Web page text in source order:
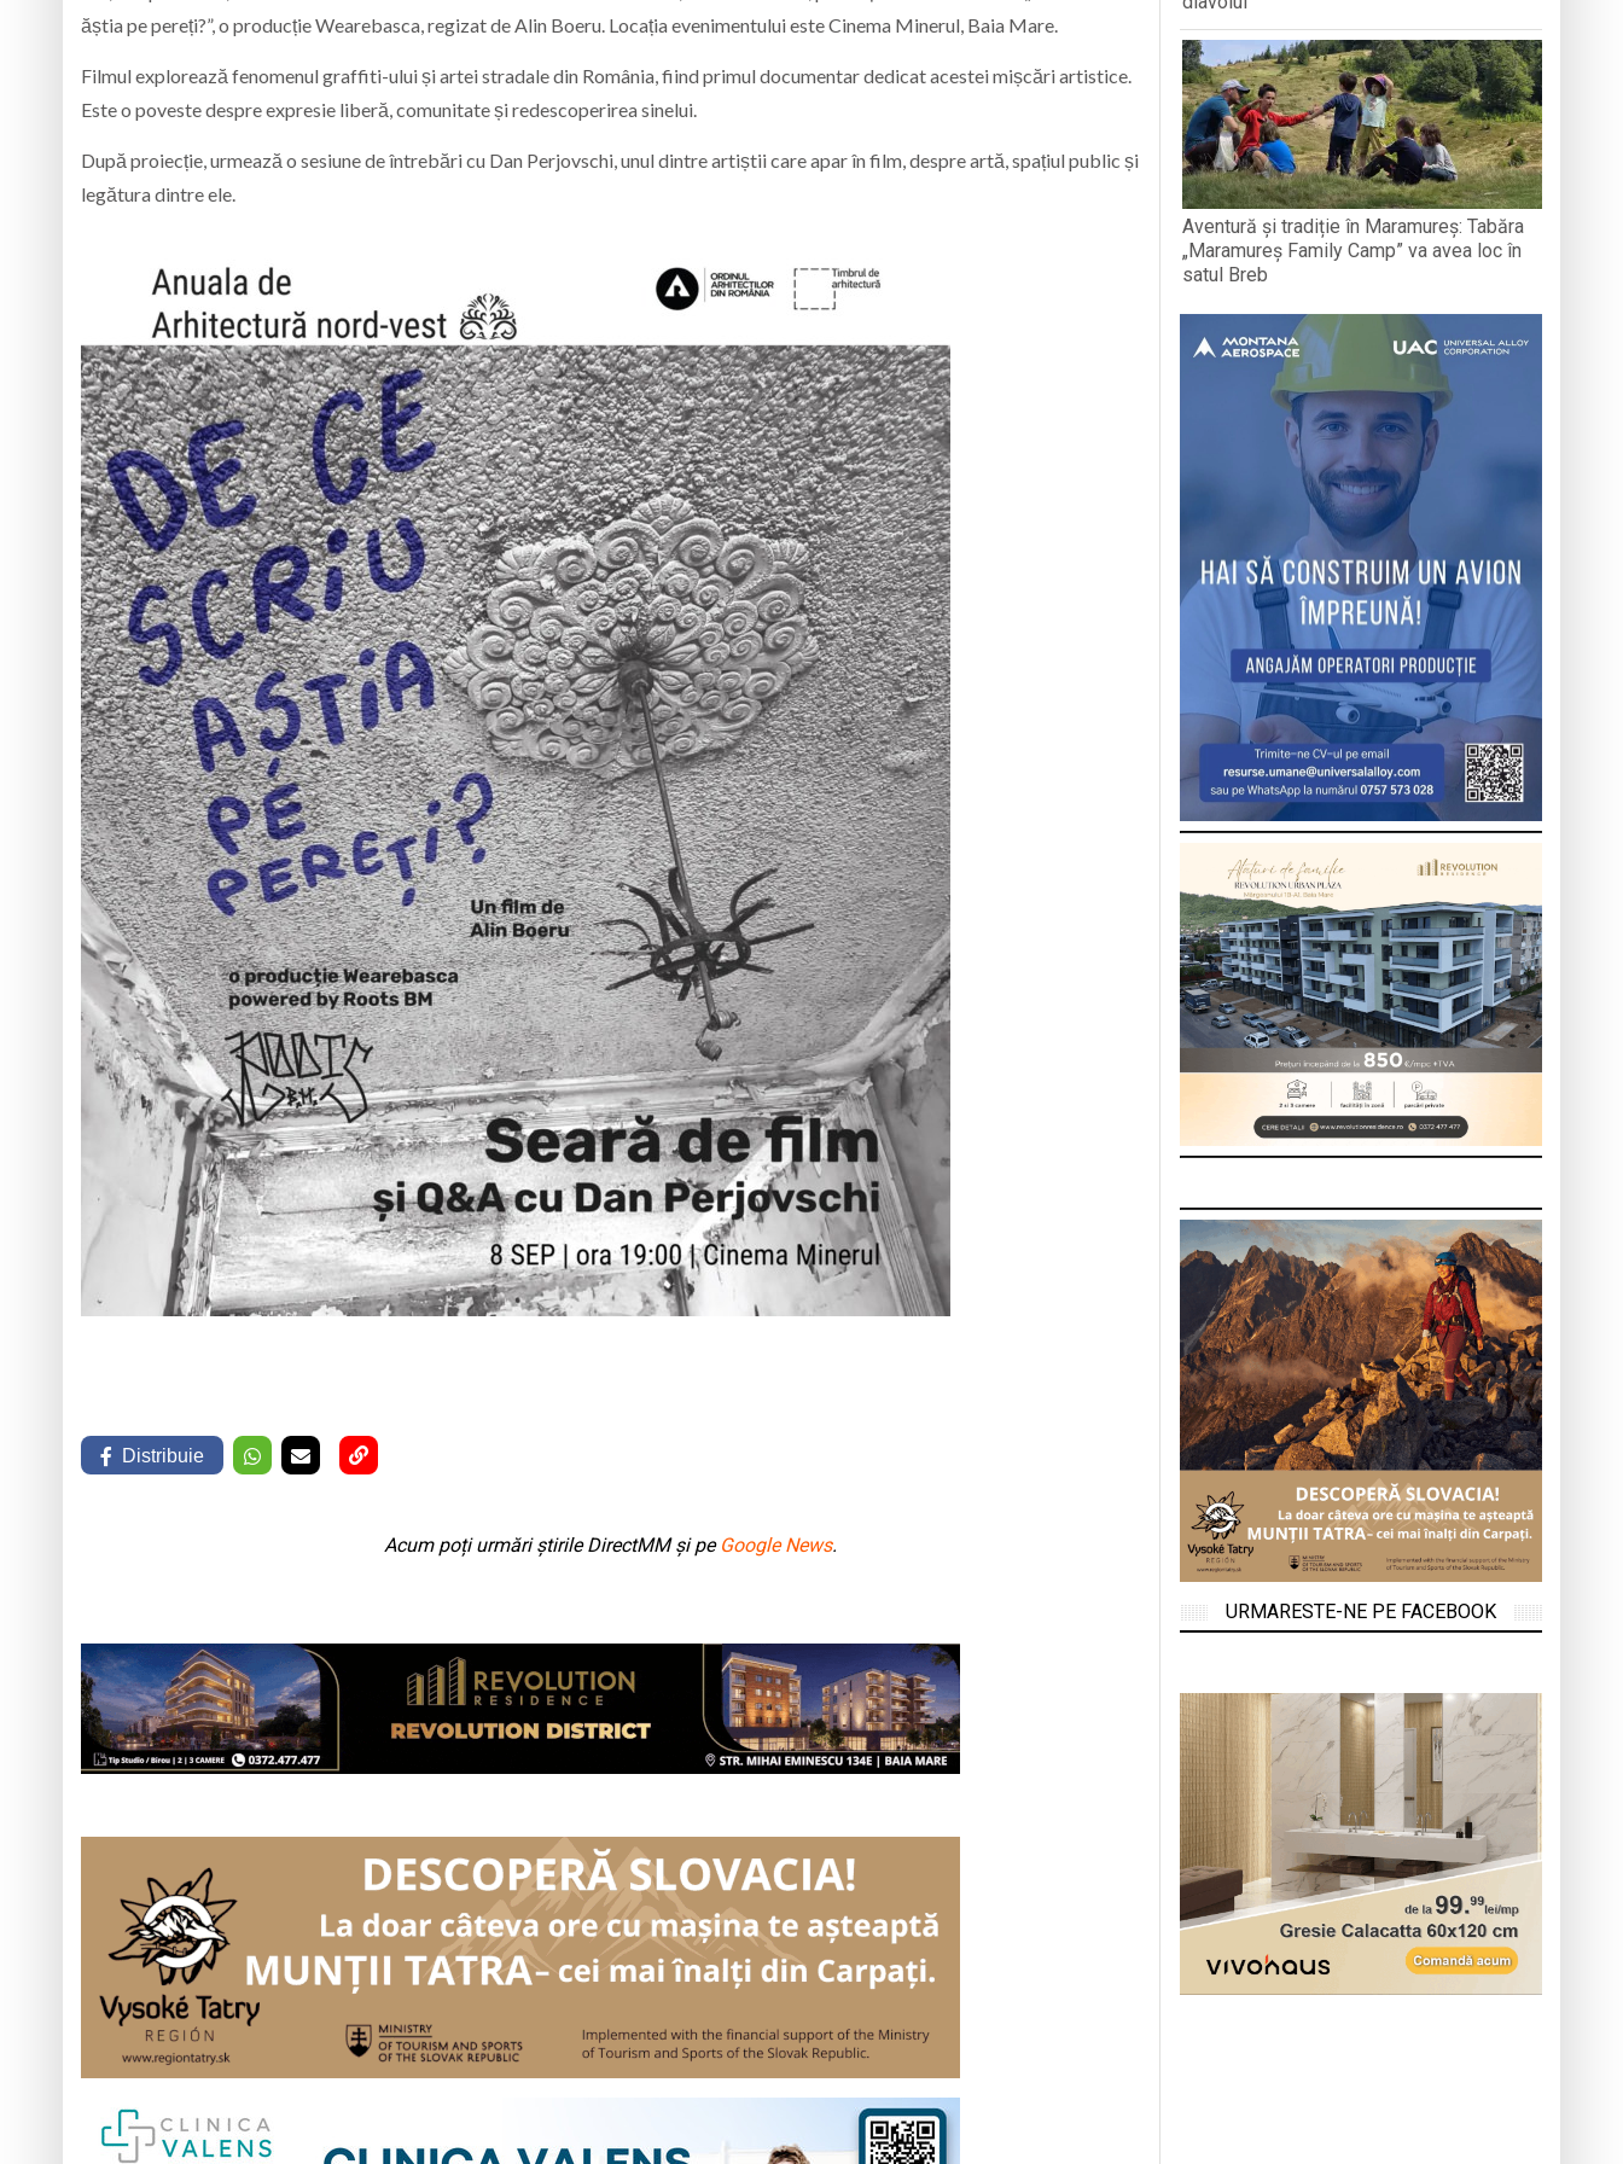
ăștia pe pereți?”, o producție Wearebasca, regizat de Alin Boeru. Locația evenimentului este Cinema Minerul, Baia Mare.
Filmul explorează fenomenul graffiti-ului și artei stradale din România, fiind primul documentar dedicat acestei mișcări artistice.
Este o poveste despre expresie liberă, comunitate și redescoperirea sinelui.
După proiecție, urmează o sesiune de întrebări cu Dan Perjovschi, unul dintre artiștii care apar în film, despre artă, spațiul public și
legătura dintre ele.
Distribuie
Acum poți urmări știrile DirectMM și pe Google News.
Aventură și tradiție în Maramureș: Tabăra
„Maramureș Family Camp” va avea loc în
satul Breb
URMARESTE-NE PE FACEBOOK